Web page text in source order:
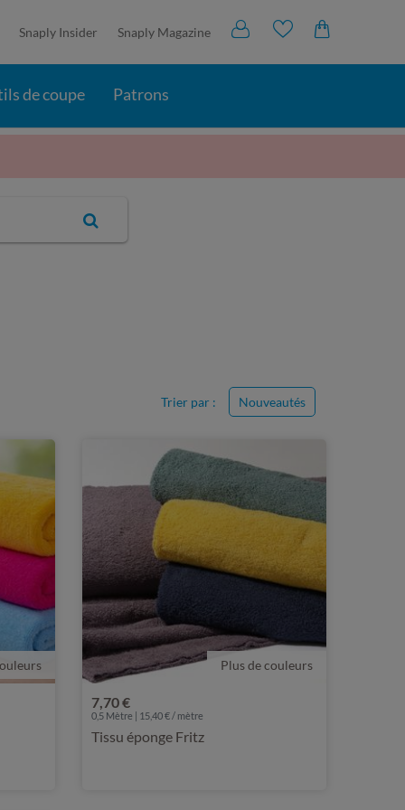
Snaply Insider Snaply Magazine
de coupe Patrons
Trier par : Nouveautés
Plus de couleurs
7,70 €
0,5 Mètre | 15,40 € / mètre
Tissu éponge Fritz